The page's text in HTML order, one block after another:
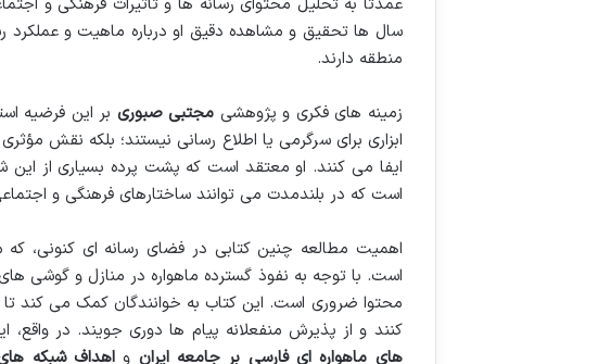
سال ها تحقیق و مشاهده دقیق او درباره ماهیت و عملکرد
منطقه دارند.
زمینه های فکری و پژوهشی مجتبی صبوری بر این فرضیه
ابزاری برای سرگرمی یا اطلاع رسانی نیستند؛ بلکه نقش
ایفا می کنند. او معتقد است که پشت پرده بسیاری از این
است که در بلندمدت می توانند ساختارهای فرهنگی و
اهمیت مطالعه چنین کتابی در فضای رسانه ای کنونی، که
است. با توجه به نفوذ گسترده ماهواره در منازل و گوشی
محتوا ضروری است. این کتاب به خوانندگان کمک می کند تا
کنند و از پذیرش منفعلانه پیام ها دوری جویند. در واقع،
های ماهواره ای فارسی بر جامعه ایران و اهداف شبکه